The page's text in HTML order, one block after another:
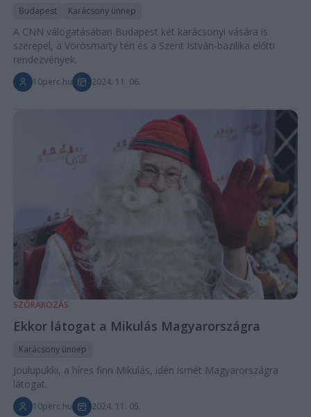
Budapest Karácsony ünnep
A CNN válogatásában Budapest két karácsonyi vására is
szerepel, a Vörösmarty téri és a Szent István-bazilika előtti
rendezvények.
10perc.hu 2024. 11. 06.
SZÓRAKOZÁS
Ekkor látogat a Mikulás Magyarországra
Karácsony ünnep
Joulupukki, a híres finn Mikulás, idén ismét Magyarországra
látogat.
10perc.hu 2024. 11. 05.